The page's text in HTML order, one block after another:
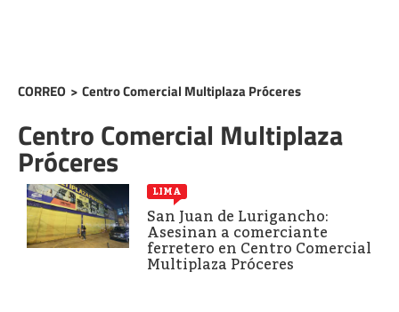
CORREO > Centro Comercial Multiplaza Próceres
Centro Comercial Multiplaza
Próceres
LIMA
San Juan de Lurigancho:
Asesinan a comerciante
ferretero en Centro Comercial
Multiplaza Próceres